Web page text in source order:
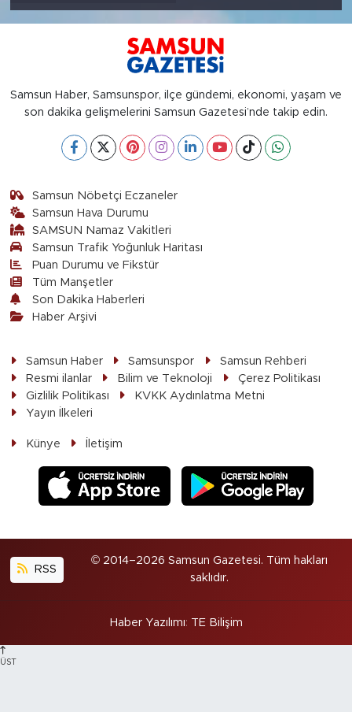
Samsun Haber, Samsunspor, ilçe gündemi, ekonomi, yaşam ve
son dakika gelişmelerini Samsun Gazetesi’nde takip edin.
Samsun Nöbetçi Eczaneler
Samsun Hava Durumu
SAMSUN Namaz Vakitleri
Samsun Trafik Yoğunluk Haritası
Puan Durumu ve Fikstür
Tüm Manşetler
Son Dakika Haberleri
Haber Arşivi
Samsun Haber Samsunspor
Samsun Rehberi
Resmi ilanlar
Bilim ve Teknoloji
Çerez Politikası
Gizlilik Politikası
KVKK Aydınlatma Metni
Yayın İlkeleri
Künye İletişim
RSS
© 2014–2026 Samsun Gazetesi. Tüm hakları
saklıdır.
Haber Yazılımı: TE Bilişim
ÜST